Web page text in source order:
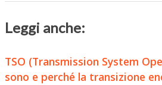
Leggi anche:
TSO (Transmission System
sono e perché la transizione